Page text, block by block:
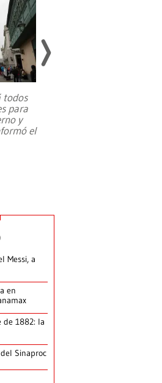
todos
para
y
el
Messi, a
en
1882: la
Sinaproc